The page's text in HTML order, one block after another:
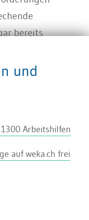
bereits
sodass
zum Trotz ist
in der Lage
oder das
und
und
Arbeitshilfen
auf weka.ch frei